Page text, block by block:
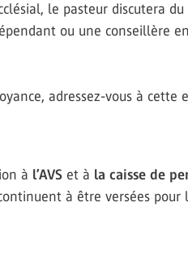
le pasteur discutera
ou une conseillère
adressez-vous à
à l’AVS et à la caisse de
à être versées